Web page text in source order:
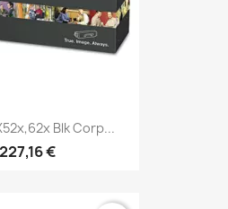
Blk Corp...
227,16 €